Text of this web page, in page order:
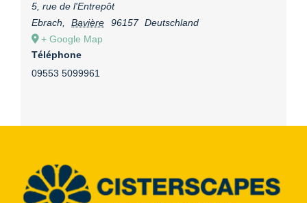
5, rue de l'Entrepôt
Ebrach
Bavière 96157 Deutschland
+ Google Map
Téléphone
09553 5099961